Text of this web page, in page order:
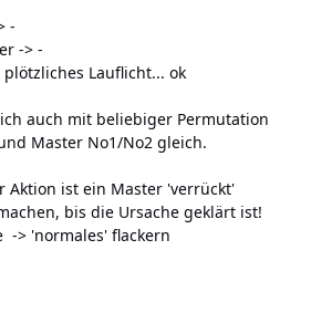
-
-> -
plötzliches Lauflicht... ok
auch mit beliebiger Permutation
Master No1/No2 gleich.
Aktion ist ein Master 'verrückt'
bis die Ursache geklärt ist!
-> 'normales' flackern